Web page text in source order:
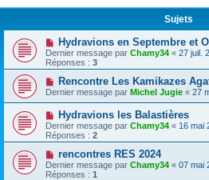
Sujets
Hydravions en Septembre et
Dernier message par Chamy34 « 27 juil.
Réponses : 3
Rencontre Les Kamikazes
Dernier message par Michel Jugie « 27
Hydravions les Balastières
Dernier message par Chamy34 « 16 mai
Réponses : 2
rencontres RES 2024
Dernier message par Chamy34 « 07 mai
Réponses : 1